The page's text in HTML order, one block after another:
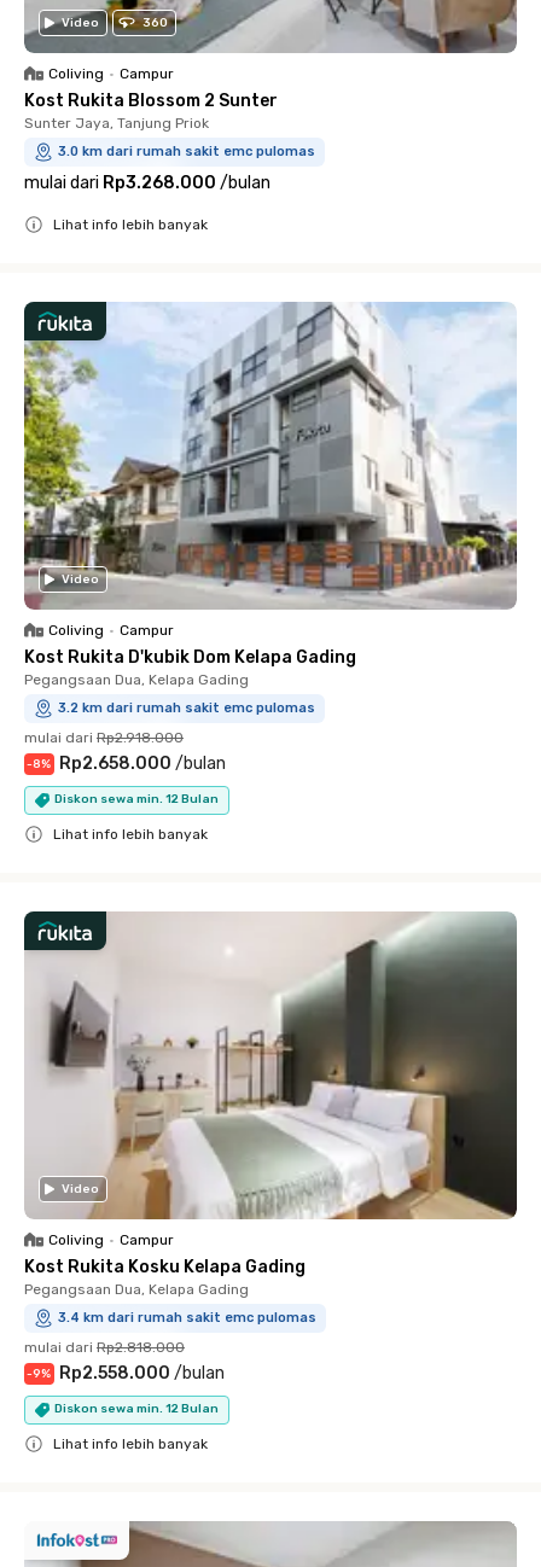
Video 360
Coliving • Campur
Kost Rukita Blossom 2 Sunter
Sunter Jaya, Tanjung Priok
3.0 km dari rumah sakit emc pulomas
mulai dari Rp3.268.000 /bulan
Lihat info lebih banyak
Video
Coliving • Campur
Kost Rukita D'kubik Dom Kelapa Gading
Pegangsaan Dua, Kelapa Gading
3.2 km dari rumah sakit emc pulomas
mulai dari Rp2.918.000
-8% Rp2.658.000 /bulan
Diskon sewa min. 12 Bulan
Lihat info lebih banyak
Video
Coliving • Campur
Kost Rukita Kosku Kelapa Gading
Pegangsaan Dua, Kelapa Gading
3.4 km dari rumah sakit emc pulomas
mulai dari Rp2.818.000
-9% Rp2.558.000 /bulan
Diskon sewa min. 12 Bulan
Lihat info lebih banyak